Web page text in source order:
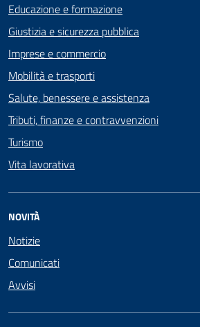
Educazione e formazione
Giustizia e sicurezza pubblica
Imprese e commercio
Mobilità e trasporti
Salute, benessere e assistenza
Tributi, finanze e contravvenzioni
Turismo
Vita lavorativa
NOVITÀ
Notizie
Comunicati
Avvisi